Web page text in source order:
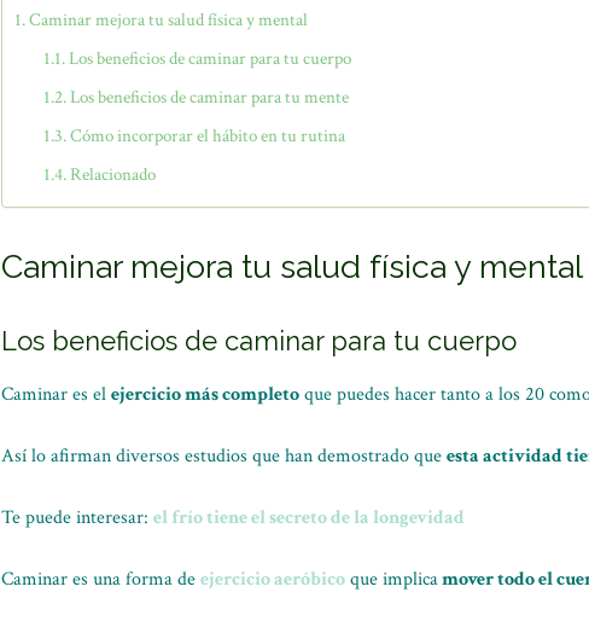
Caminar mejora tu salud física y mental
Los beneficios de caminar para tu cuerpo
Los beneficios de caminar para tu mente
Cómo incorporar el hábito en tu rutina
Relacionado
Caminar mejora tu salud física y mental
Los beneficios de caminar para tu cuerpo
Caminar es elejercicio más completoque puedes hacer tanto a los 20
Así lo afirman diversos estudios que han demostrado queesta actividad
Te puede interesar: el frío tiene el secreto de la longevidad
Caminar es una forma deejercicio aeróbicoque implicamover todo el